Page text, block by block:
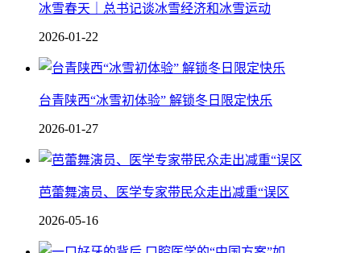
冰雪春天｜总书记谈冰雪经济和冰雪运动
2026-01-22
台青陕西“冰雪初体验” 解锁冬日限定快乐
2026-01-27
芭蕾舞演员、医学专家带民众走出减重“误区
2026-05-16